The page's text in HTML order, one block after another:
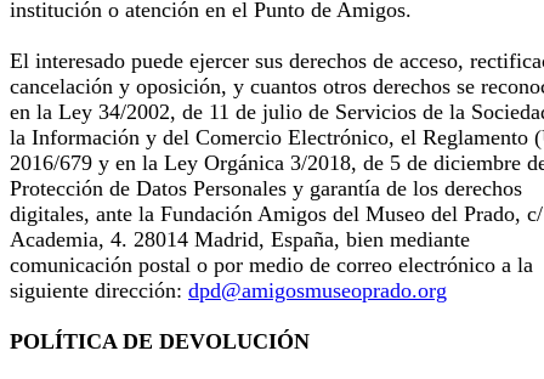
institución o atención en el Punto de Amigos.
El interesado puede ejercer sus derechos de acceso,
cancelación y oposición, y cuantos otros derechos se
en la Ley 34/2002, de 11 de julio de Servicios de la
la Información y del Comercio Electrónico, el Reglamento
2016/679 y en la Ley Orgánica 3/2018, de 5 de diciembre
Protección de Datos Personales y garantía de los derechos
digitales, ante la Fundación Amigos del Museo del Prado,
Academia, 4. 28014 Madrid, España, bien mediante
comunicación postal o por medio de correo electrónico a la
siguiente dirección: dpd@amigosmuseoprado.org
POLÍTICA DE DEVOLUCIÓN